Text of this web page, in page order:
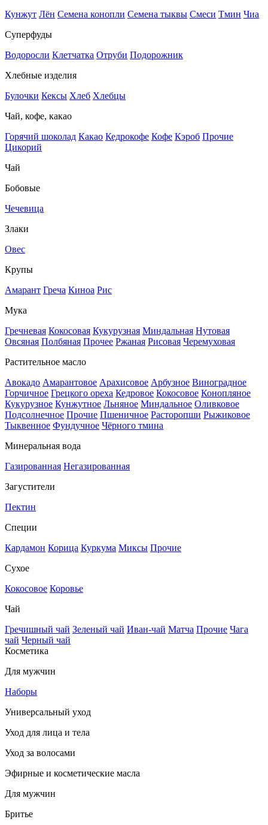
Кунжут Лён Семена конопли Семена тыквы Смеси Тмин Чиа
Суперфуды
Водоросли Клетчатка Отруби Подорожник
Хлебные изделия
Булочки Кексы Хлеб Хлебцы
Чай, кофе, какао
Горячий шоколад Какао Кедрокофе Кофе Кэроб Прочие
Цикорий
Чай
Бобовые
Чечевица
Злаки
Овес
Крупы
Амарант Греча Киноа Рис
Мука
Гречневая Кокосовая Кукурузная Миндальная Нутовая
Овсяная Полбяная Прочее Ржаная Рисовая Черемуховая
Растительное масло
Авокадо Амарантовое Арахисовое Арбузное Виноградное
Горчичное Грецкого ореха Кедровое Кокосовое Конопляное
Кукурузное Кунжутное Льняное Миндальное Оливковое
Подсолнечное Прочие Пшеничное Расторопши Рыжиковое
Тыквенное Фундучное Чёрного тмина
Минеральная вода
Газированная Негазированная
Загустители
Пектин
Специи
Кардамон Корица Куркума Миксы Прочие
Сухое
Кокосовое Коровье
Чай
Гречишный чай Зеленый чай Иван-чай Матча Прочие Чага
чай Черный чай
Косметика
Для мужчин
Наборы
Универсальный уход
Уход для лица и тела
Уход за волосами
Эфирные и косметические масла
Для мужчин
Бритье